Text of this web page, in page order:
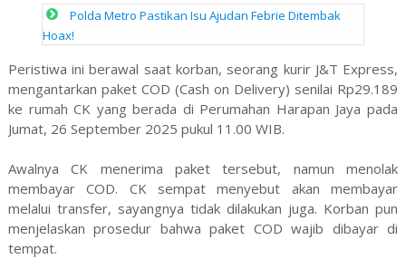
Polda Metro Pastikan Isu Ajudan Febrie Ditembak
Hoax!
Peristiwa ini berawal saat korban, seorang kurir J&T Express,
mengantarkan paket COD (Cash on Delivery) senilai Rp29.189
ke rumah CK yang berada di Perumahan Harapan Jaya pada
Jumat, 26 September 2025 pukul 11.00 WIB.
Awalnya CK menerima paket tersebut, namun menolak
membayar COD. CK sempat menyebut akan membayar
melalui transfer, sayangnya tidak dilakukan juga. Korban pun
menjelaskan prosedur bahwa paket COD wajib dibayar di
tempat.